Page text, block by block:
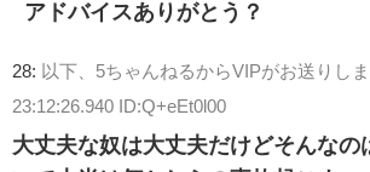
アドバイスありがとう？
28: 以下、5ちゃんねるからVIPがお送りし
23:12:26.940 ID:Q+eEt0l00
大丈夫な奴は大丈夫だけどそんなの